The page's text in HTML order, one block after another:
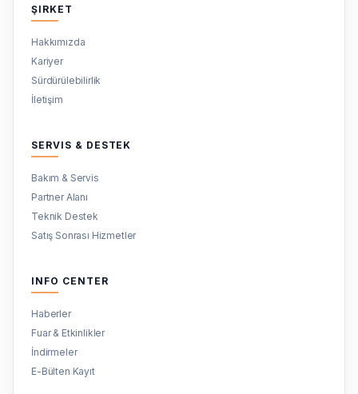
ŞIRKET
Hakkımızda
Kariyer
Sürdürülebilirlik
İletişim
SERVIS & DESTEK
Bakım & Servis
Partner Alanı
Teknik Destek
Satış Sonrası Hizmetler
INFO CENTER
Haberler
Fuar & Etkinlikler
İndirmeler
E-Bülten Kayıt